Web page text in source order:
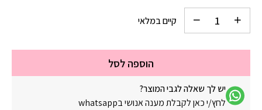
קיים במלאי
הוספה לסל
יש לך שאלה לגבי המוצר?
לחץ/י כאן לקבלת מענה אנושי בwhatsapp